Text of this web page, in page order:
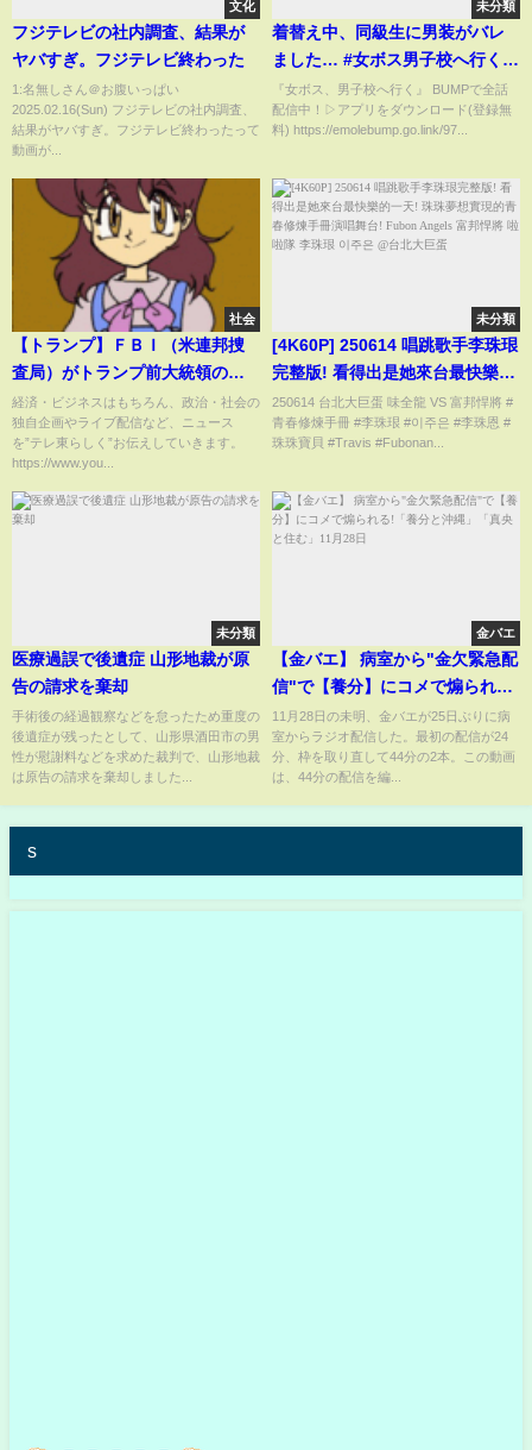
文化
フジテレビの社内調査、結果が
ヤバすぎ。フジテレビ終わった
1:名無しさん＠お腹いっぱい
2025.02.16(Sun) フジテレビの社内調査、
結果がヤバすぎ。フジテレビ終わったって
動画が...
未分類
着替え中、同級生に男装がバレ
ました… #女ボス男子校へ行く
#BUMPドラマ #ショートドラマ
#男子校 #胸キュン #恋愛
『女ボス、男子校へ行く』 BUMPで全話
配信中！▷アプリをダウンロード(登録無
料) https://emolebump.go.link/97...
社会
【トランプ】ＦＢＩ（米連邦捜
査局）がトランプ前大統領の邸
宅を家宅捜索したことについ
て、ホワイトハウスは９日、バ
イデン政権の関与を否定しまし
経済・ビジネスはもちろん、政治・社会の
独自企画やライブ配信など、ニュース
を”テレ東らしく”お伝えしていきます。
https://www.you...
未分類
[4K60P] 250614 唱跳歌手李珠珢
完整版! 看得出是她來台最快樂的
一天! 珠珠夢想實現的青春修煉手
冊演唱舞台! Fubon Angels 富邦
悍將 啦啦隊 李珠珢 이주은 @台
250614 台北大巨蛋 味全龍 VS 富邦悍將 #
青春修煉手冊 #李珠珢 #이주은 #李珠恩 #
珠珠寶貝 #Travis #Fubonan...
未分類
医療過誤で後遺症 山形地裁が原
告の請求を棄却
手術後の経過観察などを怠ったため重度の
後遺症が残ったとして、山形県酒田市の男
性が慰謝料などを求めた裁判で、山形地裁
は原告の請求を棄却しました...
金バエ
【金バエ】 病室から"金欠緊急配
信"で【養分】にコメで煽られる!
「養分と沖縄」「真央と住む」
11月28日
11月28日の未明、金バエが25日ぶりに病
室からラジオ配信した。最初の配信が24
分、枠を取り直して44分の2本。この動画
は、44分の配信を編...
s